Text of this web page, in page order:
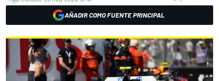
AÑADIR COMO FUENTE PRINCIPAL